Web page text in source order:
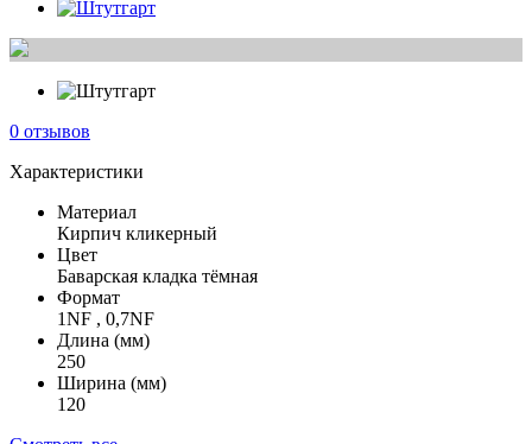
0 отзывов
Характеристики
Материал
Кирпич кликерный
Цвет
Баварская кладка тёмная
Формат
1NF , 0,7NF
Длина (мм)
250
Ширина (мм)
120